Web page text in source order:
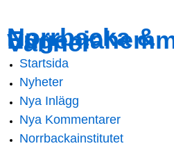
main
content
navigation
Norrbacka &
Vänner
Main menu
Startsida
Nyheter
Nya Inlägg
Nya Kommentarer
Norrbackainstitutet